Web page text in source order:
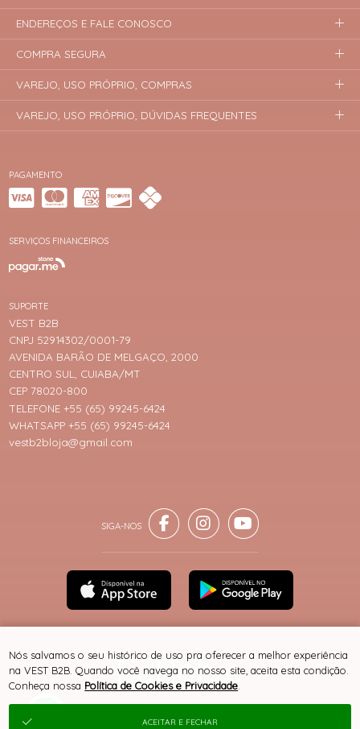
PAGAMENTO
SERVIÇOS FINANCEIROS
SUPORTE
VEST B2B
CNPJ 52914302/0001-79
AVENIDA BARÃO DE MELGAÇO, 2000
CENTRO SUL, CUIABA/MT
CEP 78020-800
TELEFONE +55 (65) 99245-6424
WHATSAPP +55 (65) 99245-6424
vestb2bloja@gmail.com
ENDEREÇOS E FALE CONOSCO
COMPRA SEGURA
VAREJO, USO PRÓPRIO, COMPRAS
VAREJO, USO PRÓPRIO, DÚVIDAS FREQUENTES
® TODOS DIREITOS RESERVADOS
Nós salvamos o seu histórico de uso pra oferecer a melhor experiência
na VEST B2B. Quando você navega no nosso site, aceita esta condição.
Conheça nossa Política de Cookies e Privacidade
ACEITAR E FECHAR